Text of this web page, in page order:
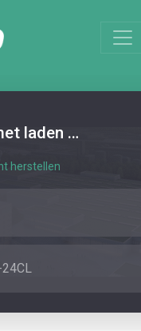
laden …
herstellen